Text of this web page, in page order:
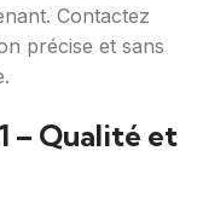
Contactez
précise et sans
– Qualité et